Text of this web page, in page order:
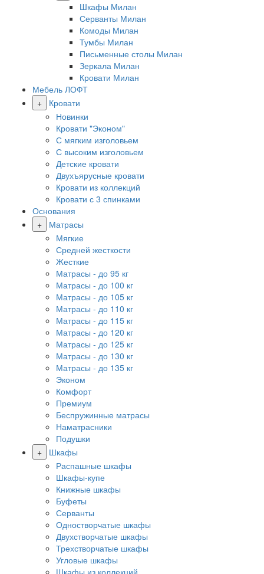
Шкафы Милан
Серванты Милан
Комоды Милан
Тумбы Милан
Письменные столы Милан
Зеркала Милан
Кровати Милан
Мебель ЛОФТ
+
Кровати
Новинки
Кровати "Эконом"
С мягким изголовьем
С высоким изголовьем
Детские кровати
Двухъярусные кровати
Кровати из коллекций
Кровати с 3 спинками
Основания
+
Матрасы
Мягкие
Средней жесткости
Жесткие
Матрасы - до 95 кг
Матрасы - до 100 кг
Матрасы - до 105 кг
Матрасы - до 110 кг
Матрасы - до 115 кг
Матрасы - до 120 кг
Матрасы - до 125 кг
Матрасы - до 130 кг
Матрасы - до 135 кг
Эконом
Комфорт
Премиум
Беспружинные матрасы
Наматрасники
Подушки
+
Шкафы
Распашные шкафы
Шкафы-купе
Книжные шкафы
Буфеты
Серванты
Одностворчатые шкафы
Двухстворчатые шкафы
Трехстворчатые шкафы
Угловые шкафы
Шкафы из коллекций